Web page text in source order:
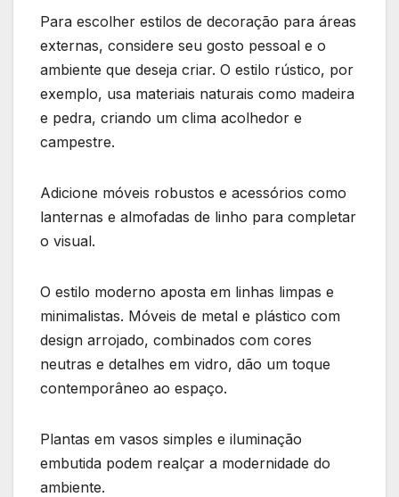
Para escolher estilos de decoração para áreas
externas, considere seu gosto pessoal e o
ambiente que deseja criar. O estilo rústico, por
exemplo, usa materiais naturais como madeira
e pedra, criando um clima acolhedor e
campestre.
Adicione móveis robustos e acessórios como
lanternas e almofadas de linho para completar
o visual.
O estilo moderno aposta em linhas limpas e
minimalistas. Móveis de metal e plástico com
design arrojado, combinados com cores
neutras e detalhes em vidro, dão um toque
contemporâneo ao espaço.
Plantas em vasos simples e iluminação
embutida podem realçar a modernidade do
ambiente.